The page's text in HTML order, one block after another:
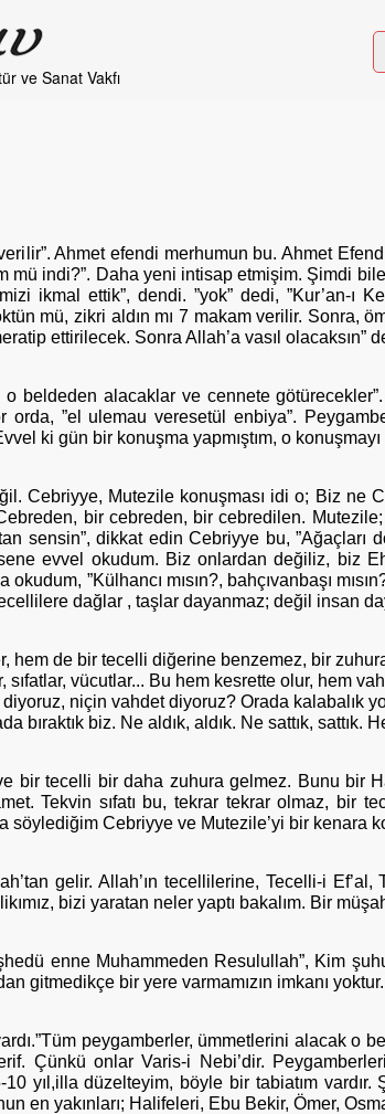
ve Sanat Vakfı
Ahmet efendi merhumun bu. Ahmet
mü indi?”. Daha yeni intisap etmişim. Şimdi
ikmal ettik”, dendi. ”yok” dedi, ”Kur’an-ı
mü, zikri aldın mı 7 makam verilir.
ettirilecek. Sonra Allah’a vasıl olacaksın”
beldeden alacaklar ve cennete
orda, ”el ulemau veresetül enbiya”.
ki gün bir konuşma yapmıştım, o
Cebriyye, Mutezile konuşması idi o; Biz
bir cebreden, bir cebredilen.
sensin”, dikkat edin Cebriyye bu,
evvel okudum. Biz onlardan değiliz, biz
okudum, ”Külhancı mısın?, bahçıvanbaşı
dağlar , taşlar dayanmaz; değil insan
hem de bir tecelli diğerine benzemez, bir
sıfatlar, vücutlar... Bu hem kesrette olur, hem
niçin vahdet diyoruz? Orada kalabalık
bıraktık biz. Ne aldık, aldık. Ne sattık, sattık.
bir tecelli bir daha zuhura gelmez. Bunu bir
Tekvin sıfatı bu, tekrar tekrar olmaz, bir
söylediğim Cebriyye ve Mutezile’yi bir kenara
gelir. Allah’ın tecellilerine, Tecelli-i
bizi yaratan neler yaptı bakalım. Bir
enne Muhammeden Resulullah”, Kim
gitmedikçe bir yere varmamızın imkanı
peygamberler, ümmetlerini alacak
Çünkü onlar Varis-i Nebi’dir.
10 yıl,illa düzelteyim, böyle bir tabiatım
en yakınları; Halifeleri, Ebu Bekir, Ömer,